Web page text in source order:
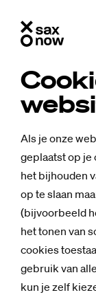
Als je onze
geplaatst op je
het bijhouden
op te slaan
(bijvoorbeeld
het tonen van
cookies
gebruik van
kun je zelf
Nieuws